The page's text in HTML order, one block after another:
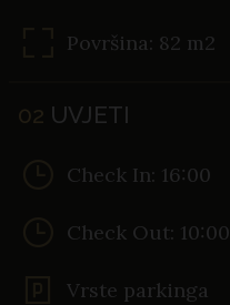
Površina: 82 m2
02 UVJETI
Check In: 16:00
Check Out: 10:00
Vrste parkinga